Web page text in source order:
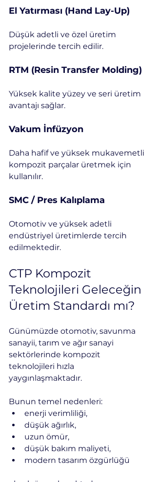
El Yatırması (Hand Lay-Up)
Düşük adetli ve özel üretim
projelerinde tercih edilir.
RTM (Resin Transfer Molding)
Yüksek kalite yüzey ve seri üretim
avantajı sağlar.
Vakum İnfüzyon
Daha hafif ve yüksek mukavemetli
kompozit parçalar üretmek için
kullanılır.
SMC / Pres Kalıplama
Otomotiv ve yüksek adetli
endüstriyel üretimlerde tercih
edilmektedir.
CTP Kompozit
Teknolojileri Geleceğin
Üretim Standardı mı?
Günümüzde otomotiv, savunma
sanayii, tarım ve ağır sanayi
sektörlerinde kompozit
teknolojileri hızla
yaygınlaşmaktadır.
Bunun temel nedenleri:
enerji verimliliği,
düşük ağırlık,
uzun ömür,
düşük bakım maliyeti,
modern tasarım özgürlüğü